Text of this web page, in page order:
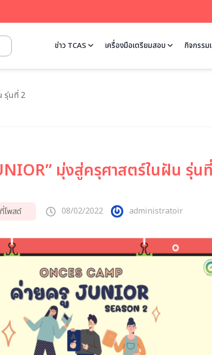
ข่าว TCAS เครื่องมือเตรียมสอบ กิจกรรม
รุ่นที่ 2
มุ่งสู่ครุศาสตร์ในฝัน รุ่น
โพสต์ 08/02/2022 administratoir